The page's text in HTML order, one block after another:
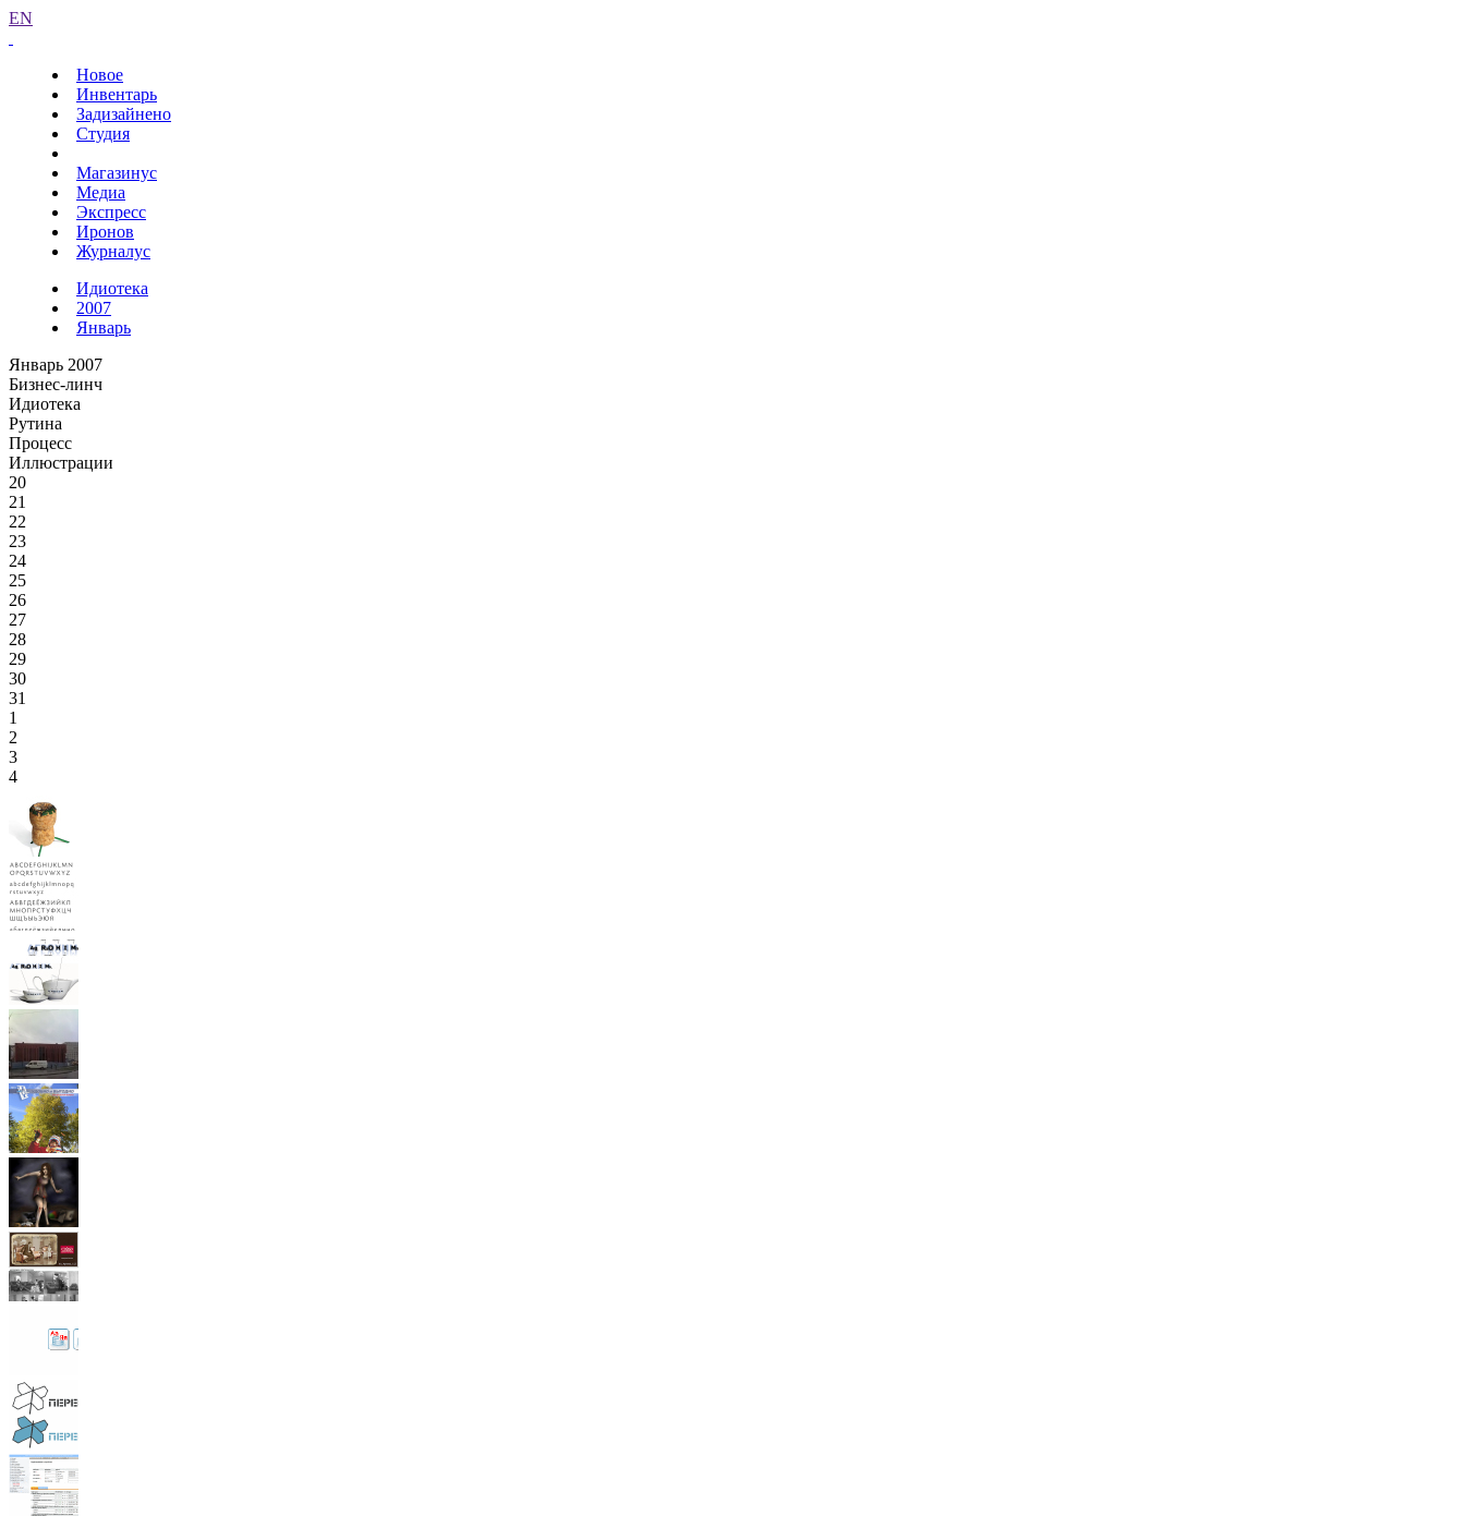
EN
Новое
Инвентарь
Задизайнено
Студия
Магазинус
Медиа
Экспресс
Иронов
Журналус
Идиотека
2007
Январь
Январь 2007
Бизнес-линч
Идиотека
Рутина
Процесс
Иллюстрации
20
21
22
23
24
25
26
27
28
29
30
31
1
2
3
4